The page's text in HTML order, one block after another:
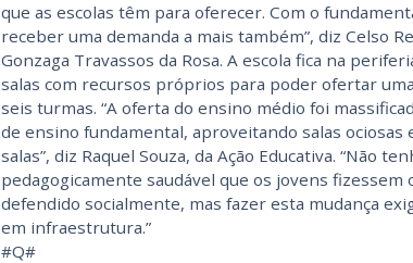
que as escolas têm para oferecer. Com o
receber uma demanda a mais também”, diz Celso
Gonzaga Travassos da Rosa. A escola fica na
salas com recursos próprios para poder ofertar
seis turmas. “A oferta do ensino médio foi
de ensino fundamental, aproveitando salas
salas”, diz Raquel Souza, da Ação Educativa. “Não
pedagogicamente saudável que os jovens
defendido socialmente, mas fazer esta mudança
em infraestrutura.”
#Q#